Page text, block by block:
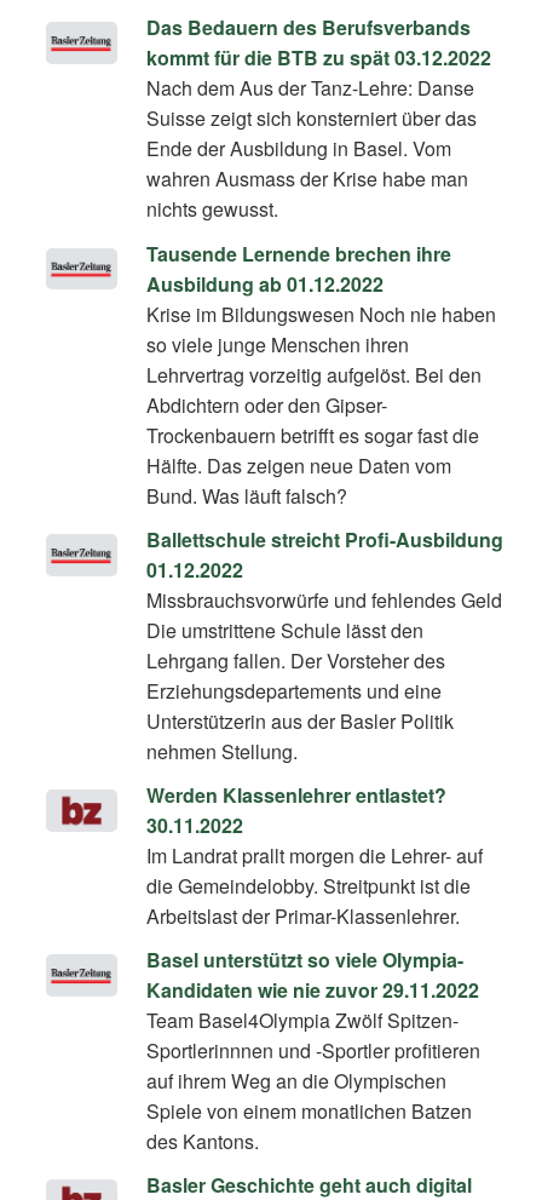
Das Bedauern des Berufsverbands
kommt für die BTB zu spät 03.12.2022
Nach dem Aus der Tanz-Lehre: Danse
Suisse zeigt sich konsterniert über das
Ende der Ausbildung in Basel. Vom
wahren Ausmass der Krise habe man
nichts gewusst.
Tausende Lernende brechen ihre
Ausbildung ab 01.12.2022
Krise im Bildungswesen Noch nie haben
so viele junge Menschen ihren
Lehrvertrag vorzeitig aufgelöst. Bei den
Abdichtern oder den Gipser-
Trockenbauern betrifft es sogar fast die
Hälfte. Das zeigen neue Daten vom
Bund. Was läuft falsch?
Ballettschule streicht Profi-Ausbildung
01.12.2022
Missbrauchsvorwürfe und fehlendes Geld
Die umstrittene Schule lässt den
Lehrgang fallen. Der Vorsteher des
Erziehungsdepartements und eine
Unterstützerin aus der Basler Politik
nehmen Stellung.
Werden Klassenlehrer entlastet?
30.11.2022
Im Landrat prallt morgen die Lehrer- auf
die Gemeindelobby. Streitpunkt ist die
Arbeitslast der Primar-Klassenlehrer.
Basel unterstützt so viele Olympia-
Kandidaten wie nie zuvor 29.11.2022
Team Basel4Olympia Zwölf Spitzen-
Sportlerinnnen und -Sportler profitieren
auf ihrem Weg an die Olympischen
Spiele von einem monatlichen Batzen
des Kantons.
Basler Geschichte geht auch digital